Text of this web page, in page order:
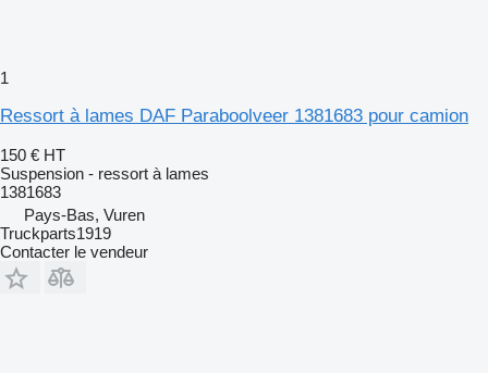
1
Ressort à lames DAF Paraboolveer 1381683 pour camion
150 € HT
Suspension - ressort à lames
1381683
Pays-Bas, Vuren
Truckparts1919
Contacter le vendeur